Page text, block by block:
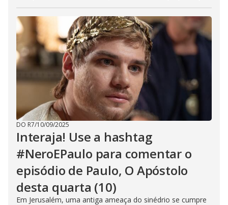
DO R7/10/09/2025
Interaja! Use a hashtag
#NeroEPaulo para comentar o
episódio de Paulo, O Apóstolo
desta quarta (10)
Em Jerusalém, uma antiga ameaça do sinédrio se cumpre